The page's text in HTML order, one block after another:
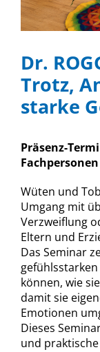
Dr.
Trotz,
starke
Präsenz-
Fachpersonen
Wüten und
Umgang mit
Verzweiflung
Eltern und
Das Seminar
können, wie
damit sie
Emotionen
Dieses
und